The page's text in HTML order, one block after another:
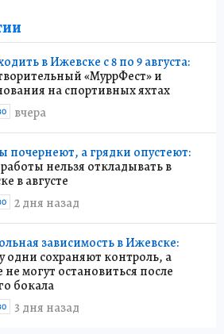
в Ижевске с 8 по 9 августа:
«МуррФест» и
на спортивных яхтах
вчера
почернеют, а грядки опустеют:
нельзя откладывать в
в августе
2 дня назад
зависимость в Ижевске:
одни сохраняют контроль, а
не могут остановиться после
бокала
3 дня назад